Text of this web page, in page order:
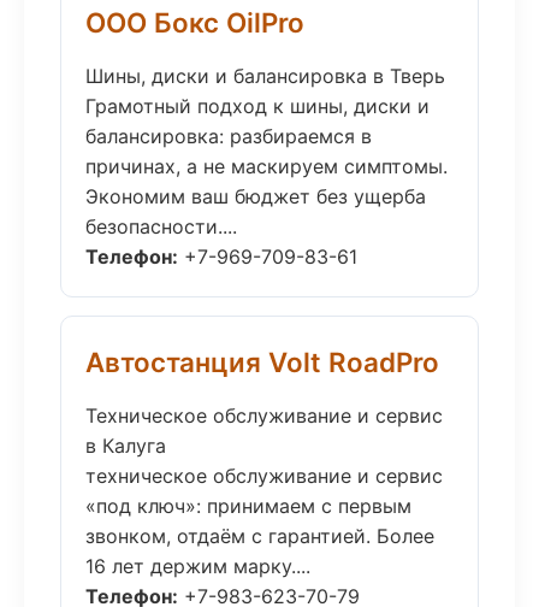
ООО Бокс OilPro
Шины, диски и балансировка в Тверь
Грамотный подход к шины, диски и
балансировка: разбираемся в
причинах, а не маскируем симптомы.
Экономим ваш бюджет без ущерба
безопасности....
Телефон: +7-969-709-83-61
Автостанция Volt RoadPro
Техническое обслуживание и сервис
в Калуга
техническое обслуживание и сервис
«под ключ»: принимаем с первым
звонком, отдаём с гарантией. Более
16 лет держим марку....
Телефон: +7-983-623-70-79